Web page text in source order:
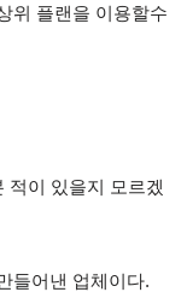
위 플랜을 이용할수
적이 있을지 모르겠
들어낸 업체이다.